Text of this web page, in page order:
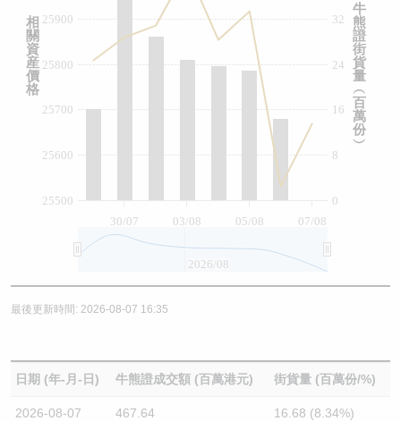
30/07 03/08 05/08 07/08
0
8
16
24
32
25500
25600
25700
25800
25900
2026/08
牛
熊
證
街
貨
量
︵
百
萬
份
︶
相
關
資
産
價
格
最後更新時間: 2026-08-07 16:35
日期 (年-月-日) 牛熊證成交額 (百萬港元) 街貨量 (百萬份/%)
2026-08-07 467.64 16.68 (8.34%)
牛熊證文件及公告 (瑞信)
收市競價變化